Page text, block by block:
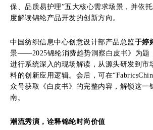
保、品质易护理”五大核心需求场景，并依
度解读锦纶产品开发的创新方向。
中国纺织信息中心创意设计部产品总监于婷
景——2025锦纶消费趋势洞察白皮书》为题
进行系统深入的现场解读，从源头研发到市
料的创新应用逻辑。会后，可在
众号获取《白皮书》的完整内容，解锁这一
南。
潮流秀演，诠释锦纶时尚价值